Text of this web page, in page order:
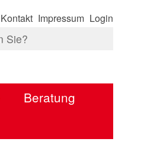
Kontakt Impressum Login
Beratung